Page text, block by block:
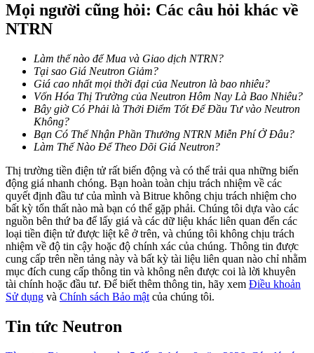
Thông tin
Phân tích dữ liệu lớn bao gồm thông tin giao dịch, v.v.
Hướng dẫn
Hướng dẫn giao dịch Spot
Mọi người cũng hỏi: Các câu hỏi khác về
NTRN
Làm thế nào để Mua và Giao dịch NTRN?
Tại sao Giá Neutron Giảm?
Giá cao nhất mọi thời đại của Neutron là bao nhiêu?
Vốn Hóa Thị Trường của Neutron Hôm Nay Là Bao Nhiêu?
Bây giờ Có Phải là Thởi Điểm Tốt Để Đầu Tư vào Neutron
Không?
Bạn Có Thể Nhận Phần Thưởng NTRN Miễn Phí Ở Đâu?
Làm Thế Nào Để Theo Dõi Giá Neutron?
Thị trường tiền điện tử rất biến động và có thể trải qua những biến
động giá nhanh chóng. Bạn hoàn toàn chịu trách nhiệm về các
quyết định đầu tư của mình và Bitrue không chịu trách nhiệm cho
bất kỳ tổn thất nào mà bạn có thể gặp phải. Chúng tôi dựa vào các
nguồn bên thứ ba để lấy giá và các dữ liệu khác liên quan đến các
loại tiền điện tử được liệt kê ở trên, và chúng tôi không chịu trách
nhiệm về độ tin cậy hoặc độ chính xác của chúng. Thông tin được
cung cấp trên nền tảng này và bất kỳ tài liệu liên quan nào chỉ nhằm
mục đích cung cấp thông tin và không nên được coi là lời khuyên
tài chính hoặc đầu tư. Để biết thêm thông tin, hãy xem Điều khoản
Sử dụng và Chính sách Bảo mật của chúng tôi.
Tin tức Neutron